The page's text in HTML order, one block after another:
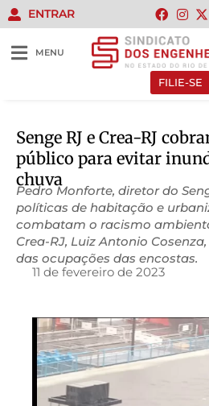
ENTRAR
MENU
FILIE-SE
Senge RJ e Crea-RJ
público para evitar
chuva
Pedro Monforte, diretor do
políticas de habitação e
combatam o racismo
Crea-RJ, Luiz Antonio
das ocupações das encostas.
11 de fevereiro de 2023